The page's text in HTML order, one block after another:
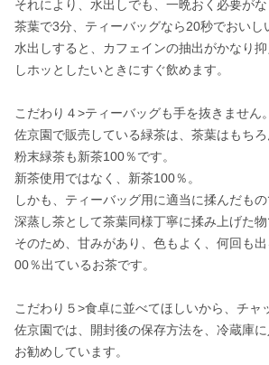
それにより、水出しでも、一晩おく必要がな
茶葉で3分、ティーバッグなら20秒でおいし
水出しすると、カフェインの抽出がかなり
しホッとしたいときにすぐ飲めます。
こだわり４>ティーバッグも手を抜きません。
佐京園で販売している緑茶は、茶葉はもちろ
粉末緑茶も新茶100％です。
新茶使用ではなく、新茶100％。
しかも、ティーバッグ用に適当に揉んだも
深蒸し茶として茶葉同様丁寧に揉み上げた物
そのため、甘みがあり、色もよく、何回も
00％出ているお茶です。
こだわり５>食卓に並べてほしいから、チャ
佐京園では、開封後の保存方法を、冷蔵庫
お勧めしています。